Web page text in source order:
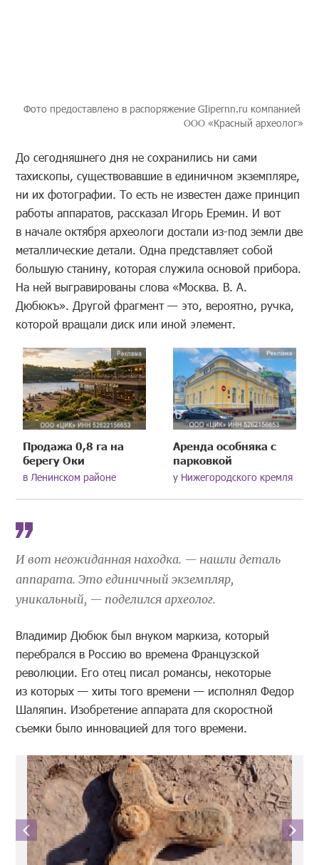
Фото предоставлено в распоряжение GIipernn.ru компанией
ООО «Красный археолог»
До сегодняшнего дня не сохранились ни сами
тахископы, существовавшие в единичном экземпляре,
ни их фотографии. То есть не известен даже принцип
работы аппаратов, рассказал Игорь Еремин. И вот
в начале октября археологи достали из-под земли две
металлические детали. Одна представляет собой
большую станину, которая служила основой прибора.
На ней выгравированы слова «Москва. В. А.
Дюбюкъ». Другой фрагмент — это, вероятно, ручка,
которой вращали диск или иной элемент.
Продажа 0,8 га на
берегу Оки
в Ленинском районе
Аренда особняка с
парковкой
у Нижегородского кремля
И вот неожиданная находка. — нашли деталь
аппарата. Это единичный экземпляр,
уникальный, — поделился археолог.
Владимир Дюбюк был внуком маркиза, который
перебрался в Россию во времена Французской
революции. Его отец писал романсы, некоторые
из которых — хиты того времени — исполнял Федор
Шаляпин. Изобретение аппарата для скоростной
съемки было инновацией для того времени.